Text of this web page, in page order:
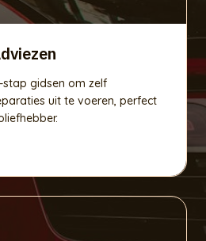
gidsen om zelf
uit te voeren, perfect